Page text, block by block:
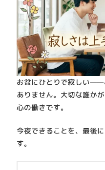
お盆にひとりで寂しい――
ありません。 大切な誰か
心の働きです。
今夜できることを、最後
す。